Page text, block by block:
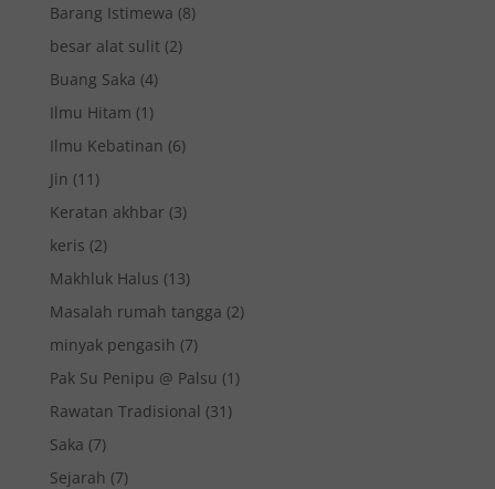
Barang Istimewa (8)
besar alat sulit(2)
Buang Saka (4)
Ilmu Hitam (1)
Ilmu Kebatinan (6)
Jin (11)
Keratan akhbar (3)
keris (2)
Makhluk Halus (13)
Masalah rumah tangga (2)
minyak pengasih (7)
Pak Su Penipu @ Palsu (1)
Rawatan Tradisional (31)
Saka (7)
Sejarah (7)